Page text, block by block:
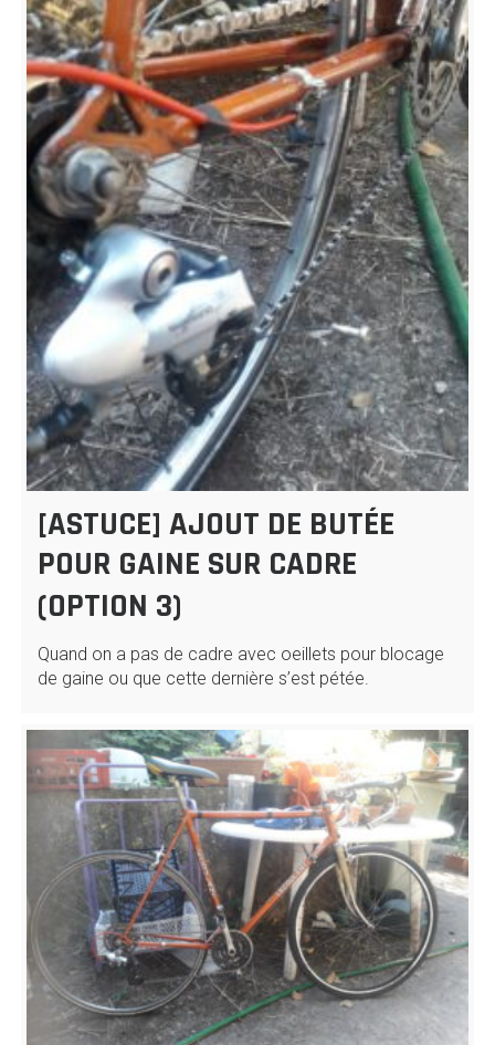
[ASTUCE] AJOUT DE BUTÉE
POUR GAINE SUR CADRE
(OPTION 3)
Quand on a pas de cadre avec oeillets pour blocage
de gaine ou que cette dernière s’est pétée.